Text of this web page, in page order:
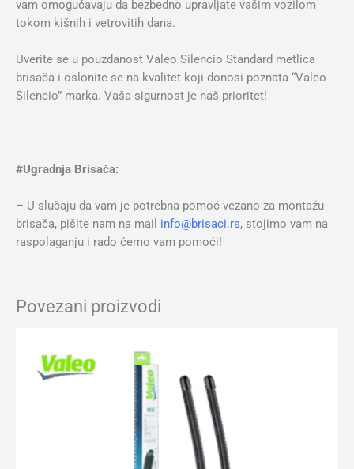
vam omogućavaju da bezbedno upravljate vašim vozilom
tokom kišnih i vetrovitih dana.
Uverite se u pouzdanost Valeo Silencio Standard metlica
brisača i oslonite se na kvalitet koji donosi poznata “Valeo
Silencio” marka. Vaša sigurnost je naš prioritet!
#Ugradnja Brisača:
– U slučaju da vam je potrebna pomoć vezano za montažu
brisača, pišite nam na mail info@brisaci.rs, stojimo vam na
raspolaganju i rado ćemo vam pomoći!
Povezani proizvodi